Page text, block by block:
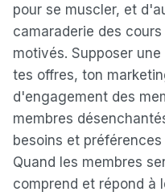
pour se muscler, et
camaraderie des
motivés. Supposer
tes offres, ton
d'engagement des
membres
besoins et
Quand les membres
comprend et répond à